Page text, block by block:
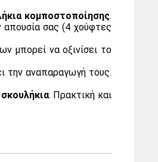
κομποστοποίησης.
σας (4 χούφτες
μπορεί να οξινίσει το
την αναπαραγωγή τους.
σκουλήκια. Πρακτική και